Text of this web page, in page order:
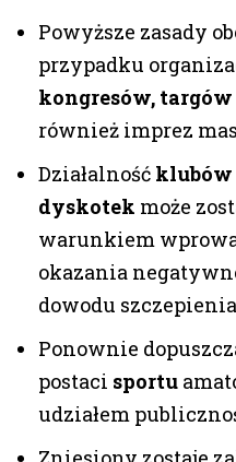
Powyższe zasady
przypadku
kongresów, targów
również imprez
Działalność
dyskotek może
warunkiem
okazania
dowodu
Ponownie
postaci sportu
udziałem